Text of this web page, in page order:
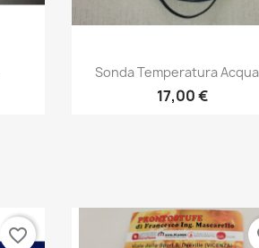
Anteprima
Sonda Temperatura
17,00 €
favorite_border